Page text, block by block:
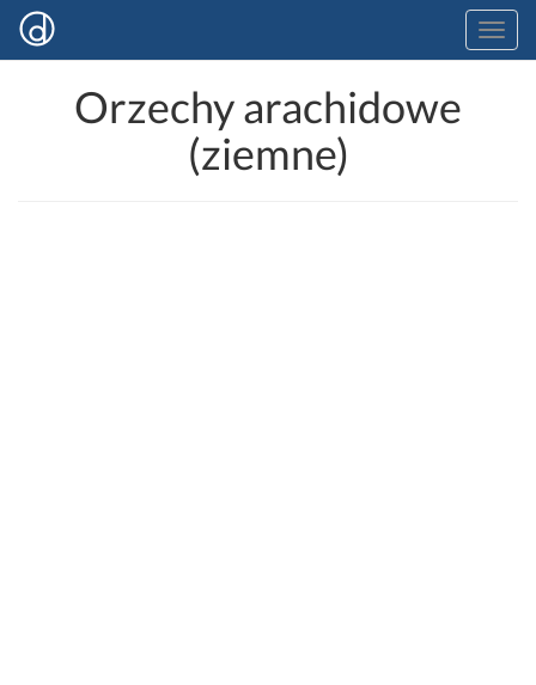
Orzechy arachidowe
(ziemne)